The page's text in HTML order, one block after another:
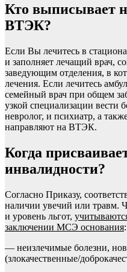
Кто выписывает
ВТЭК?
Если Вы лечитесь в
и заполняет лечащий врач,
заведующим отделения, в
лечения. Если лечитесь
семейный врач при общем
узкой специализации вести
невролог, и психиатр, а
направляют на ВТЭК.
Когда
инвалидности?
Согласно Приказу,
наличии увечий или травм.
и уровень льгот,
заключении МСЭ основания:
— неизлечимые болезни,
(злокачественные/